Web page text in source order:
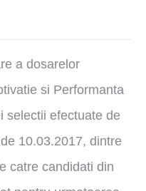
a dosarelor
si Performanta
selectii efectuate de
10.03.2017, dintre
catre candidati din